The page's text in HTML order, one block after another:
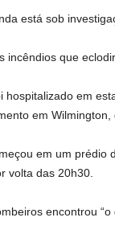
está sob
incêndios que
hospitalizado em
em
em um prédio
volta das 20h30.
encontrou